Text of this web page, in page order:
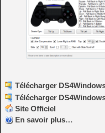
Télécharger
Télécharger
Site Officiel
En savoir plus…